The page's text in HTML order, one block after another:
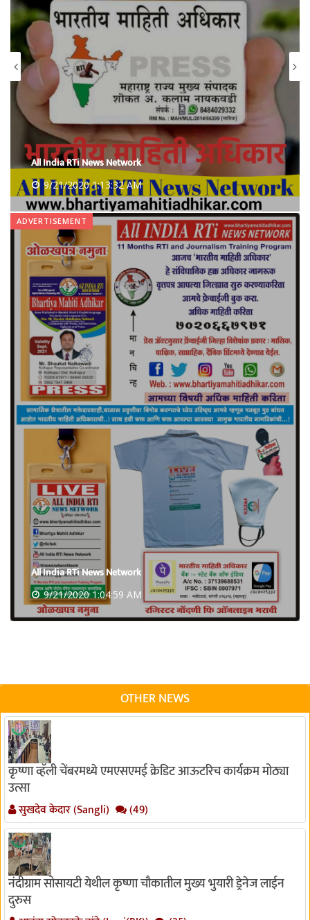
All India RTi News Network
9/21/2020 1:13:32 AM
ADVERTISEMENT
All India RTi News Network
9/21/2020 1:04:59 AM
OTHER NEWS
कृष्णा व्हॅली चेंबरमध्ये एमएसएमई क्रेडिट आऊटरिच कार्यक्रम मोठ्या
उत्सा
सुखदेव केदार (Sangli) (49)
नंदीग्राम सोसायटी येथील कृष्णा चौकातील मुख्य भुयारी ड्रेनेज लाईन
दुरुस